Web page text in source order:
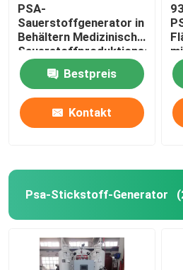
PSA-
Sauerstoffgenerator in
Behältern Medizinische
Sauerstoffproduktionsanlage
Krankenhaus
Bestpreis
Kontakt
Psa-Stickstoff-Generator